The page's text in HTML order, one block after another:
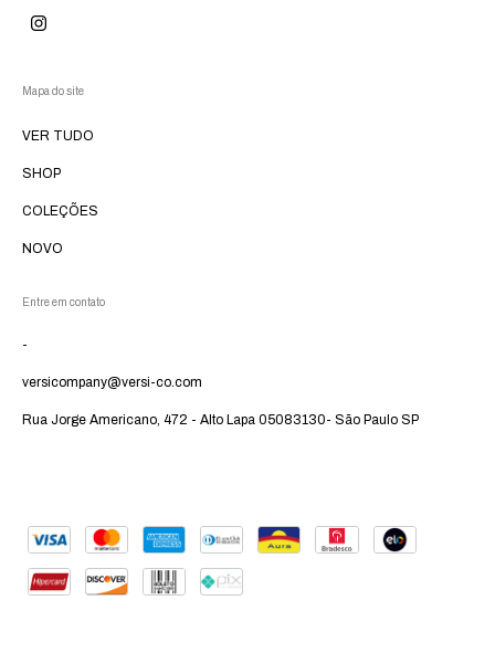
Mapa do site
VER TUDO
SHOP
COLEÇÕES
NOVO
Entre em contato
-
versicompany@versi-co.com
Rua Jorge Americano, 472 - Alto Lapa 05083130- São Paulo SP